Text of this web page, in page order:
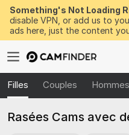
Something's Not Loading
disable VPN, or add us to
ads here, just the content
Filles Couples Hommes
Rasées Cams avec